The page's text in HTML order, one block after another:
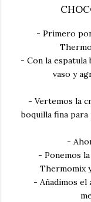
- Primero
- Con la espatula
vaso y
- Vertemos la
boquilla fina
-
- Ponemos
Thermomix
- Añadimos el